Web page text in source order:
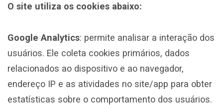
O site utiliza os cookies abaixo:
Google Analytics: permite analisar a interação dos
usuários. Ele coleta cookies primários, dados
relacionados ao dispositivo e ao navegador,
endereço IP e as atividades no site/app para obter
estatísticas sobre o comportamento dos usuários.